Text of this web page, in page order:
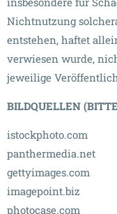
Nichtnutzung
entstehen, haftet
verwiesen wurde,
jeweilige
BILDQUELLEN
istockphoto.com
panthermedia.net
gettyimages.com
imagepoint.biz
photocase.com